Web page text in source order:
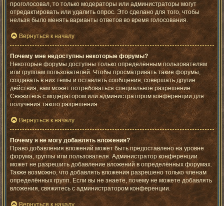
проголосовал, то только модераторы или администраторы могут
отредактировать или удалить опрос. Это сделано для того, чтобы
нельзя было менять варианты ответов во время голосования.
Вернуться к началу
Почему мне недоступны некоторые форумы?
Некоторые форумы доступны только определённым пользователям
или группам пользователей. Чтобы просматривать такие форумы,
создавать в них темы и оставлять сообщения, совершать другие
действия, вам может потребоваться специальное разрешение.
Свяжитесь с модератором или администратором конференции для
получения такого разрешения.
Вернуться к началу
Почему я не могу добавлять вложения?
Право добавления вложений может быть предоставлено на уровне
форума, группы или пользователя. Администратор конференции
может не разрешить добавление вложений в определённых форумах.
Также возможно, что добавлять вложения разрешено только членам
определённых групп. Если вы не знаете, почему не можете добавлять
вложения, свяжитесь с администратором конференции.
Вернуться к началу